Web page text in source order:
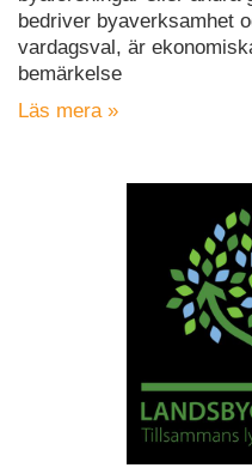
bedriver byaverksamhet
vardagsval, är
bemärkelse
Läs mera »